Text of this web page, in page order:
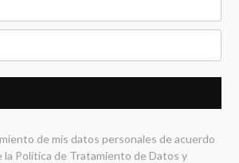
de mis datos personales de acuerdo
la Política de Tratamiento de Datos y